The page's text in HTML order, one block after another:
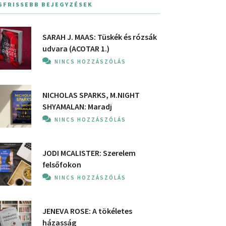
BEJEGYZÉSEK
SARAH J. MAAS: Tüskék és rózsák
udvara (ACOTAR 1.)
NINCS HOZZÁSZÓLÁS
NICHOLAS SPARKS, M.NIGHT
SHYAMALAN: Maradj
NINCS HOZZÁSZÓLÁS
JODI MCALISTER: Szerelem
felsőfokon
NINCS HOZZÁSZÓLÁS
JENEVA ROSE: A ​tökéletes
házasság